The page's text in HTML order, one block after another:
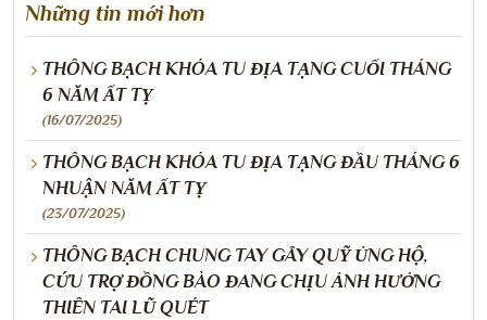
Những tin mới hơn
THÔNG BẠCH KHÓA TU ĐỊA TẠNG CUỐI THÁNG
6 NĂM ẤT TỴ
(16/07/2025)
THÔNG BẠCH KHÓA TU ĐỊA TẠNG ĐẦU THÁNG 6
NHUẬN NĂM ẤT TỴ
(23/07/2025)
THÔNG BẠCH CHUNG TAY GÂY QUỸ ỦNG HỘ,
CỨU TRỢ ĐỒNG BÀO ĐANG CHỊU ẢNH HƯỞNG
THIÊN TAI LŨ QUÉT